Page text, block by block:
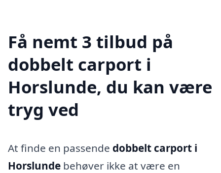
Få nemt 3 tilbud på
dobbelt carport i
Horslunde, du kan være
tryg ved
At finde en passende dobbelt carport i
Horslunde behøver ikke at være en